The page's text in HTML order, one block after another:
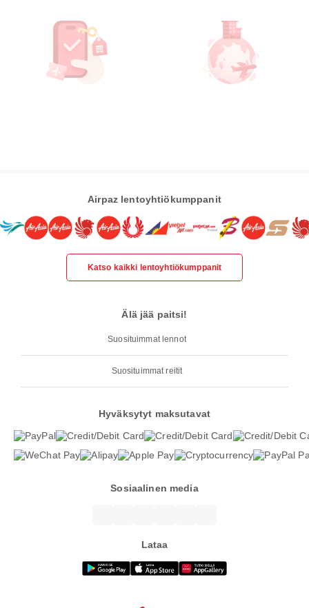
Airpaz lentoyhtiökumppanit
Katso kaikki lentoyhtiökumppanit
Älä jää paitsi!
Suosituimmat lennot
Suosituimmat reitit
Hyväksytyt maksutavat
Sosiaalinen media
Lataa